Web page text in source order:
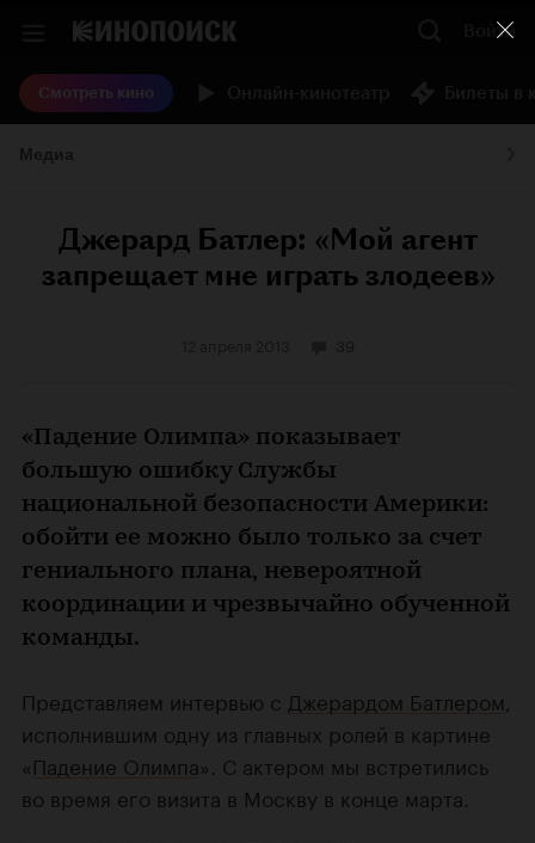
Войти
Смотреть кино
Джерард Батлер: «Мой агент
запрещает мне играть злодеев»
«Падение Олимпа» показывает
большую ошибку Службы
национальной безопасности Америки:
обойти ее можно было только за счет
гениального плана, невероятной
координации и чрезвычайно обученной
команды.
Представляем интервью с Джерардом Батлером
исполнившим одну из главных ролей в картине
«Падение Олимпа». С актером мы встретились
во время его визита в Москву в конце марта.